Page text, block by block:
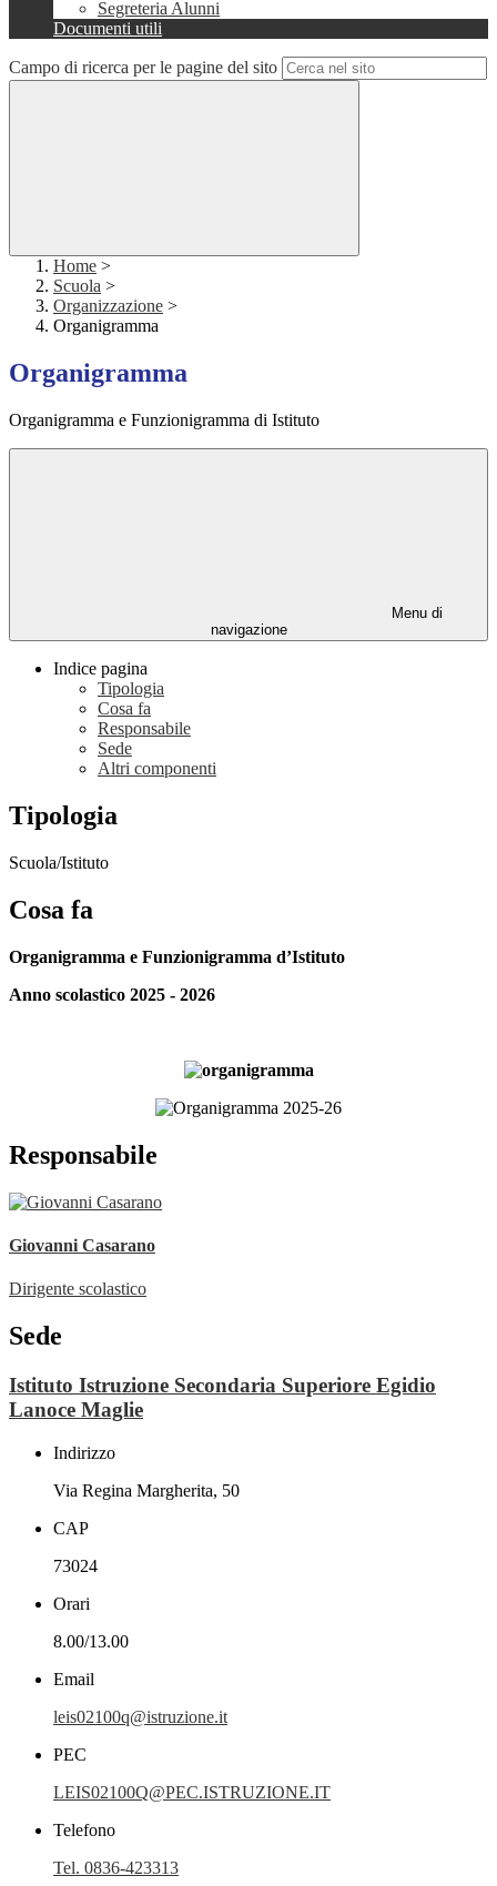
Segreteria Alunni
Documenti utili
Campo di ricerca per le pagine del sito
Home >
Scuola >
Organizzazione >
Organigramma
Organigramma
Organigramma e Funzionigramma di Istituto
Menu di
navigazione
Indice pagina
Tipologia
Cosa fa
Responsabile
Sede
Altri componenti
Tipologia
Scuola/Istituto
Cosa fa
Organigramma e Funzionigramma d’Istituto
Anno scolastico 2025 - 2026
Responsabile
Giovanni Casarano
Dirigente scolastico
Sede
Istituto Istruzione Secondaria Superiore Egidio
Lanoce Maglie
Indirizzo
Via Regina Margherita, 50
CAP
73024
Orari
8.00/13.00
Email
leis02100q@istruzione.it
PEC
LEIS02100Q@PEC.ISTRUZIONE.IT
Telefono
Tel. 0836-423313